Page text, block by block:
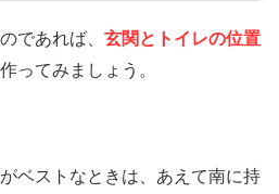
であれば、 玄関とトイレの位置
ってみましょう。
ベストなときは、あえて南に持